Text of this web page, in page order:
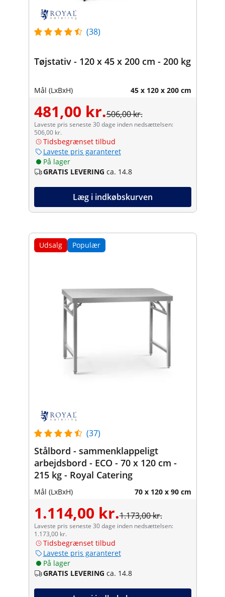
(38)
Tøjstativ - 120 x 45 x 200 cm - 200 kg
Mål (LxBxH) 45 x 120 x 200 cm
481,00 kr.506,00 kr.
Laveste pris seneste 30 dage inden nedsættelsen:
506,00 kr.
Tidsbegrænset tilbud
Laveste pris garanteret
På lager
GRATIS LEVERING ca. 14.8
Læg i indkøbskurven
Udsalg Populær
(37)
Stålbord - sammenklappeligt
arbejdsbord - ECO - 70 x 120 cm -
215 kg - Royal Catering
Mål (LxBxH) 70 x 120 x 90 cm
1.114,00 kr.1.173,00 kr.
Laveste pris seneste 30 dage inden nedsættelsen:
1.173,00 kr.
Tidsbegrænset tilbud
Laveste pris garanteret
På lager
GRATIS LEVERING ca. 14.8